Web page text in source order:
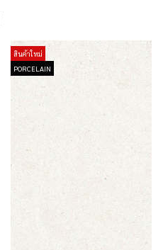
สินค้าใหม่
PORCELAIN